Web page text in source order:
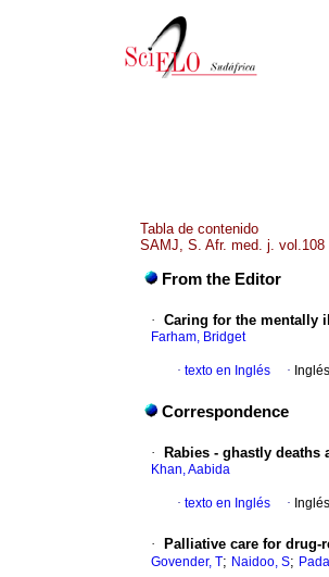
Tabla de contenido
SAMJ, S. Afr. med. j. vol.108
From the Editor
· Caring for the mentally ill
Farham, Bridget
· texto en Inglés ·
Correspondence
· Rabies - ghastly deaths
Khan, Aabida
· texto en Inglés ·
· Palliative care for
Govender, T; Naidoo, S;